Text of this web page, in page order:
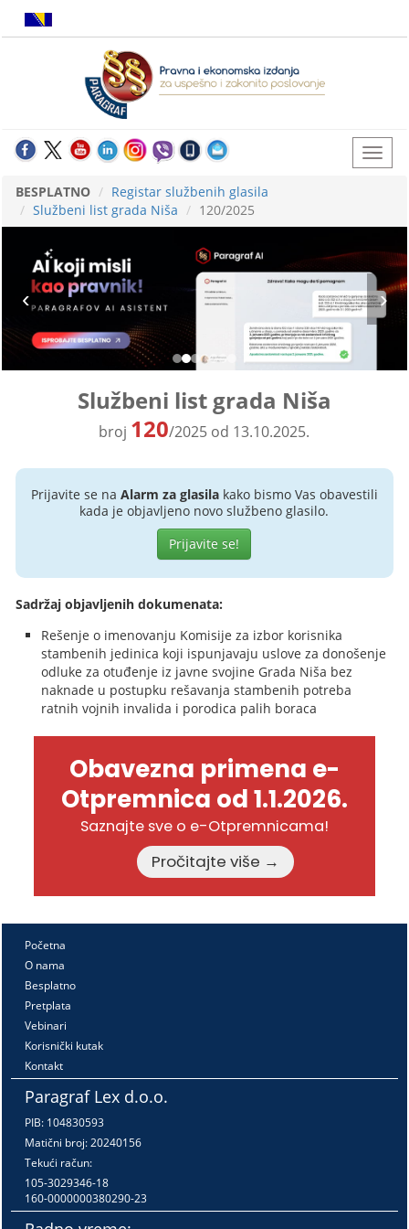
BESPLATNO
Registar službenih glasila
Službeni list grada Niša
120/2025
Službeni list grada Niša
broj 120/2025 od 13.10.2025.
Prijavite se na Alarm za glasilakako bismo Vas obavestili
kada je objavljeno novo službeno glasilo.
Prijavite se!
Sadržaj objavljenih dokumenata:
Rešenje o imenovanju Komisije za izbor korisnika
stambenih jedinica koji ispunjavaju uslove za donošenje
odluke za otuđenje iz javne svojine Grada Niša bez
naknade u postupku rešavanja stambenih potreba
ratnih vojnih invalida i porodica palih boraca
Obavezna primena e-
Otpremnica od 1.1.2026.
Saznajte sve o e-Otpremnicama!
Pročitajte više →
Početna
O nama
Besplatno
Pretplata
Vebinari
Korisnički kutak
Kontakt
Paragraf Lex d.o.o.
PIB: 104830593
Matični broj: 20240156
Tekući račun:
105-3029346-18
160-0000000380290-23